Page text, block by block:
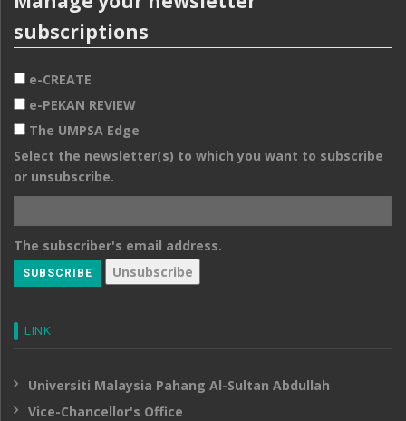
subscriptions
e-CREATE
e-PEKAN REVIEW
The UMPSA Edge
Select the newsletter(s) to which you want to subscribe
or unsubscribe.
The subscriber's email address.
LINK
Universiti Malaysia Pahang Al-Sultan Abdullah
Vice-Chancellor's Office